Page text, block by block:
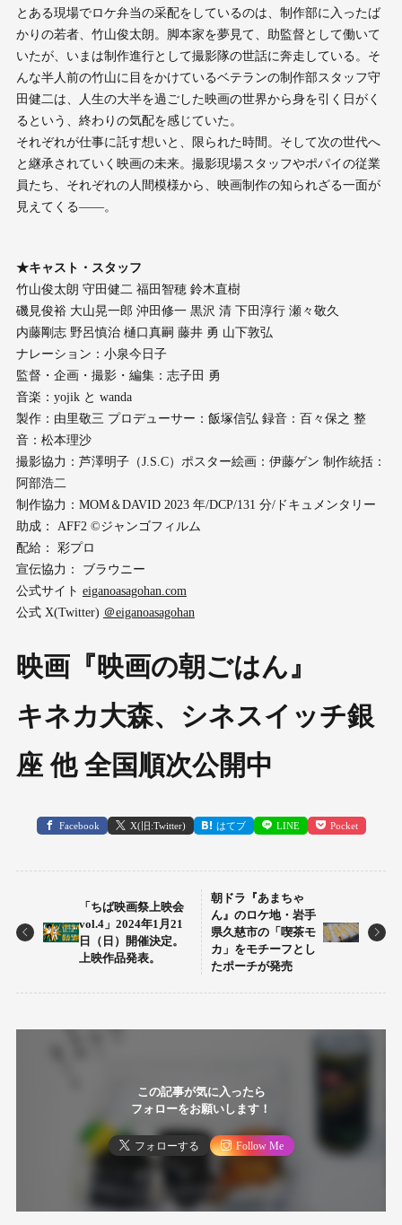
とある現場でロケ弁当の采配をしているのは、制作部に入ったば
かりの若者、竹山俊太朗。脚本家を夢見て、助監督として働いて
いたが、いまは制作進行として撮影隊の世話に奔走している。そ
んな半人前の竹山に目をかけているベテランの制作部スタッフ守
田健二は、人生の大半を過ごした映画の世界から身を引く日がく
るという、終わりの気配を感じていた。
それぞれが仕事に託す想いと、限られた時間。そして次の世代へ
と継承されていく映画の未来。撮影現場スタッフやポパイの従業
員たち、それぞれの人間模様から、映画制作の知られざる一面が
見えてくる――。
★キャスト・スタッフ
竹山俊太朗 守田健二 福田智穂 鈴木直樹
磯見俊裕 大山晃一郎 沖田修一 黒沢 清 下田淳行 瀬々敬久
内藤剛志 野呂慎治 樋口真嗣 藤井 勇 山下敦弘
ナレーション：小泉今日子
監督・企画・撮影・編集：志子田 勇
音楽：yojik と wanda
製作：由里敬三 プロデューサー：飯塚信弘 録音：百々保之 整
音：松本理沙
撮影協力：芦澤明子（J.S.C）ポスター絵画：伊藤ゲン 制作統括：
阿部浩二
制作協力：MOM＆DAVID 2023 年/DCP/131 分/ドキュメンタリー
助成： AFF2 ©ジャンゴフィルム
配給： 彩プロ
宣伝協力： ブラウニー
公式サイト eiganoasagohan.com
公式 X(Twitter) ＠eiganoasagohan
映画『映画の朝ごはん』
キネカ大森、シネスイッチ銀
座 他 全国順次公開中
Facebook X(旧:Twitter) はてブ LINE Pocket
「ちば映画祭上映会
vol.4」2024年1月21
日（日）開催決定。
上映作品発表。
朝ドラ『あまちゃ
ん』のロケ地・岩手
県久慈市の「喫茶モ
カ」をモチーフとし
たポーチが発売
この記事が気に入ったら
フォローをお願いします！
フォローする Follow Me